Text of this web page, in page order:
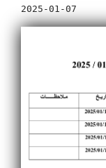
2025-01-07